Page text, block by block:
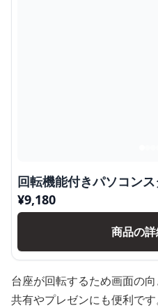
回転機能付きパソコン
¥9,180
商品の
台座が回転するため画面の
共有やプレゼンにも便利です